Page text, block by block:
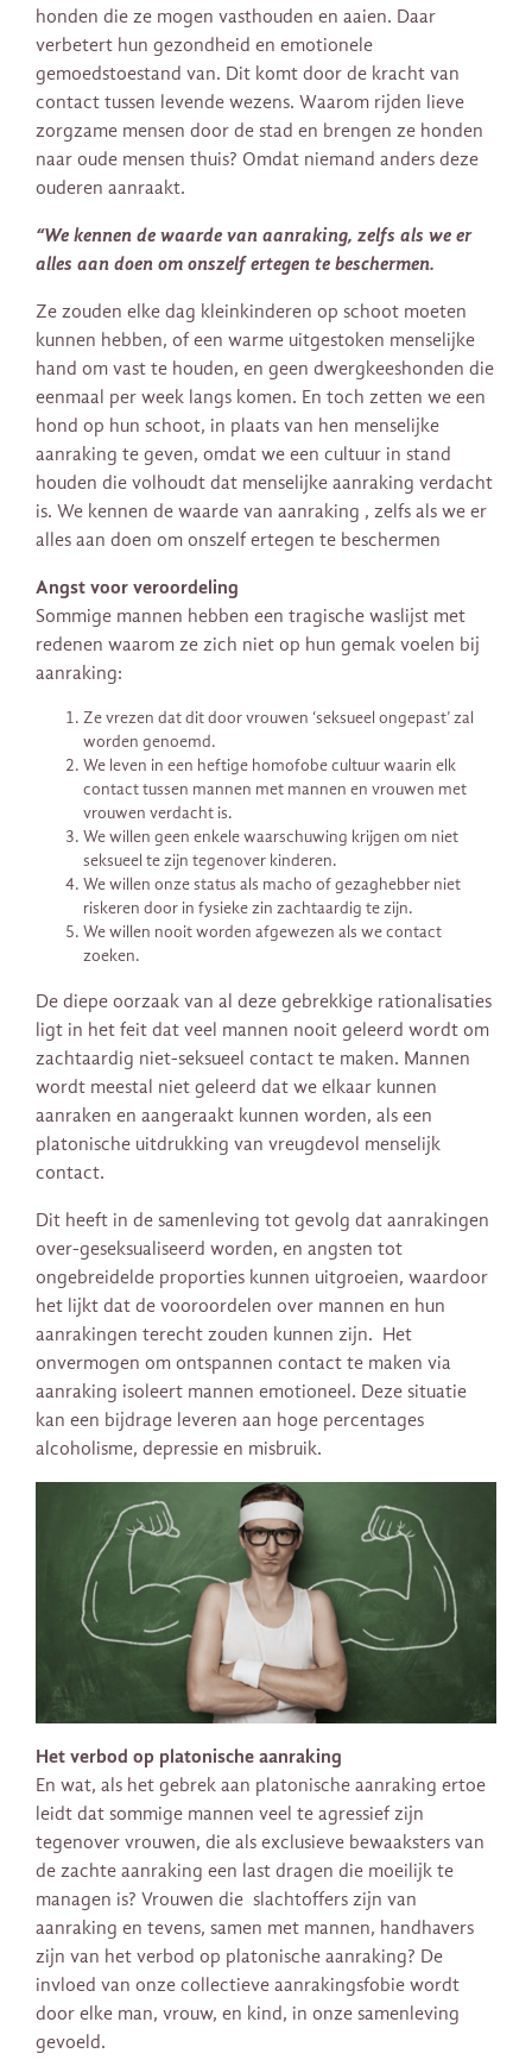
honden die ze mogen vasthouden en aaien. Daar
verbetert hun gezondheid en emotionele
gemoedstoestand van. Dit komt door de kracht van
contact tussen levende wezens. Waarom rijden lieve
zorgzame mensen door de stad en brengen ze honden
naar oude mensen thuis? Omdat niemand anders deze
ouderen aanraakt.
“We kennen de waarde van aanraking, zelfs als we er
alles aan doen om onszelf ertegen te beschermen.
Ze zouden elke dag kleinkinderen op schoot moeten
kunnen hebben, of een warme uitgestoken menselijke
hand om vast te houden, en geen dwergkeeshonden die
eenmaal per week langs komen. En toch zetten we een
hond op hun schoot, in plaats van hen menselijke
aanraking te geven, omdat we een cultuur in stand
houden die volhoudt dat menselijke aanraking verdacht
is. We kennen de waarde van aanraking , zelfs als we er
alles aan doen om onszelf ertegen te beschermen
Angst voor veroordeling
Sommige mannen hebben een tragische waslijst met
redenen waarom ze zich niet op hun gemak voelen bij
aanraking:
Ze vrezen dat dit door vrouwen ‘seksueel ongepast’ zal
worden genoemd.
We leven in een heftige homofobe cultuur waarin elk
contact tussen mannen met mannen en vrouwen met
vrouwen verdacht is.
We willen geen enkele waarschuwing krijgen om niet
seksueel te zijn tegenover kinderen.
We willen onze status als macho of gezaghebber niet
riskeren door in fysieke zin zachtaardig te zijn.
We willen nooit worden afgewezen als we contact
zoeken.
De diepe oorzaak van al deze gebrekkige rationalisaties
ligt in het feit dat veel mannen nooit geleerd wordt om
zachtaardig niet-seksueel contact te maken. Mannen
wordt meestal niet geleerd dat we elkaar kunnen
aanraken en aangeraakt kunnen worden, als een
platonische uitdrukking van vreugdevol menselijk
contact.
Dit heeft in de samenleving tot gevolg dat aanrakingen
over-geseksualiseerd worden, en angsten tot
ongebreidelde proporties kunnen uitgroeien, waardoor
het lijkt dat de vooroordelen over mannen en hun
aanrakingen terecht zouden kunnen zijn. Het
onvermogen om ontspannen contact te maken via
aanraking isoleert mannen emotioneel. Deze situatie
kan een bijdrage leveren aan hoge percentages
alcoholisme, depressie en misbruik.
Het verbod op platonische aanraking
En wat, als het gebrek aan platonische aanraking ertoe
leidt dat sommige mannen veel te agressief zijn
tegenover vrouwen, die als exclusieve bewaaksters van
de zachte aanraking een last dragen die moeilijk te
managen is? Vrouwen die slachtoffers zijn van
aanraking en tevens, samen met mannen, handhavers
zijn van het verbod op platonische aanraking? De
invloed van onze collectieve aanrakingsfobie wordt
door elke man, vrouw, en kind, in onze samenleving
gevoeld.